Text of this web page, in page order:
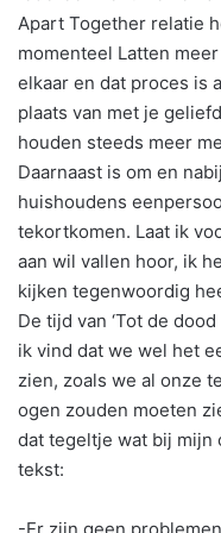
Apart Together relatie
momenteel Latten
elkaar en dat proces is
plaats van met je
houden steeds meer
Daarnaast is om en
huishoudens
tekortkomen. Laat ik
aan wil vallen hoor, ik
kijken tegenwoordig
De tijd van ‘Tot de
ik vind dat we wel het
zien, zoals we al onze
ogen zouden moeten
dat tegeltje wat bij mijn
tekst: